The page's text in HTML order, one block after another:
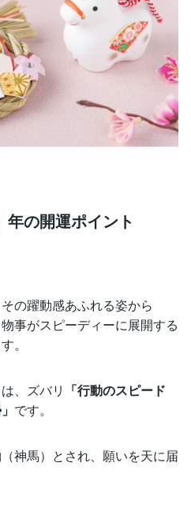
の開運ポイント
の躍動感あふれる姿から
事がスピーディーに展開する
。
、ズバリ 「行動のスピード
です。
神馬）とされ、願いを天に届